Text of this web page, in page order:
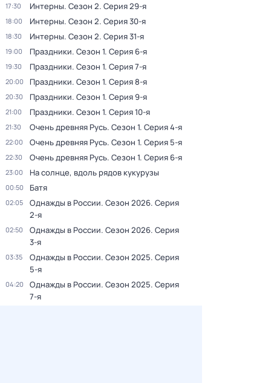
17:30 Интерны. Сезон 2. Серия 29-я
18:00 Интерны. Сезон 2. Серия 30-я
18:30 Интерны. Сезон 2. Серия 31-я
19:00 Праздники. Сезон 1. Серия 6-я
19:30 Праздники. Сезон 1. Серия 7-я
20:00 Праздники. Сезон 1. Серия 8-я
20:30 Праздники. Сезон 1. Серия 9-я
21:00 Праздники. Сезон 1. Серия 10-я
21:30 Очень древняя Русь. Сезон 1. Серия 4-я
22:00 Очень древняя Русь. Сезон 1. Серия 5-я
22:30 Очень древняя Русь. Сезон 1. Серия 6-я
23:00 На солнце, вдоль рядов кукурузы
00:50 Батя
02:05 Однажды в России. Сезон 2026. Серия
2-я
02:50 Однажды в России. Сезон 2026. Серия
3-я
03:35 Однажды в России. Сезон 2025. Серия
5-я
04:20 Однажды в России. Сезон 2025. Серия
7-я